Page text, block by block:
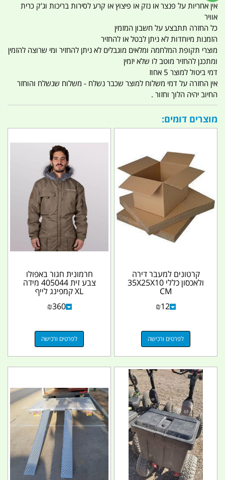
אין אחריות על פנצר או נזק או פיצוץ או קרע לסירות בריכות וג'ק כרית
אוויר
כל החזרה תתבצע על חשבון המזמין
הזמנות מיוחדות לא ניתן לבטל או להחזיר
מוצרי תקופת המלחמה ומלאים מוגבלים לא ניתן להחזיר ומי שרוצה להזמין
ומתכנן להחזיר מוטב לו שלא יזמין
דמי ביטול למוצר 5 אחוז
אין החזרה על דמי משלוח למוצר שכבר נשלח - משלוח שנשלח והוחזר
החיוב יהיה הלוך וחזור .
מוצרים דומים:
קרטונים למעבר דירה
ולאכסון כללי 35X25X10
CM
₪12
לפרטים ורכישה
חרמונית חגור באפולו
צבע זית 405044 מידה
XL קמפינג לייף
₪360
לפרטים ורכישה